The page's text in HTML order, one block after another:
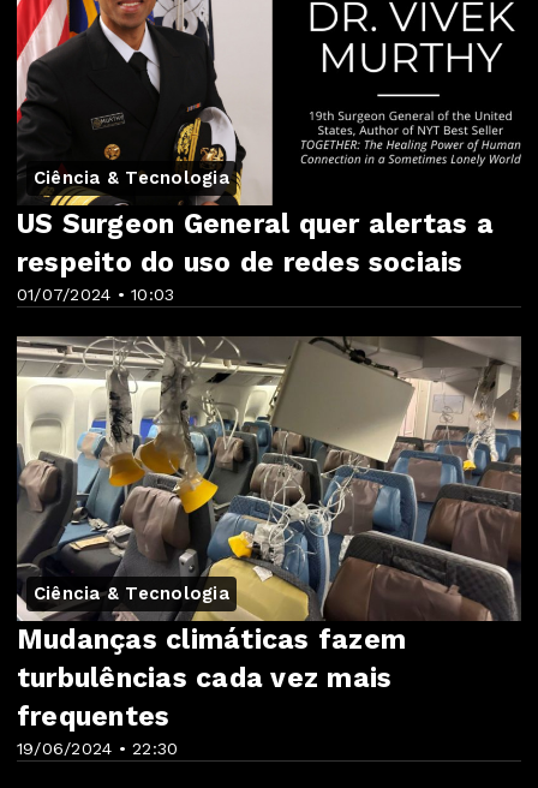
Ciência & Tecnologia
01/07/2024 • 10:03
US Surgeon General quer alertas a
respeito do uso de redes sociais
Ciência & Tecnologia
19/06/2024 • 22:30
Mudanças climáticas fazem
turbulências cada vez mais
frequentes